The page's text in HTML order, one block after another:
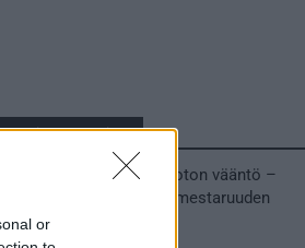
or
uutiset
MM-kullasta käytiin armoton vääntö –
Leijonat voitti maailmanmestaruuden